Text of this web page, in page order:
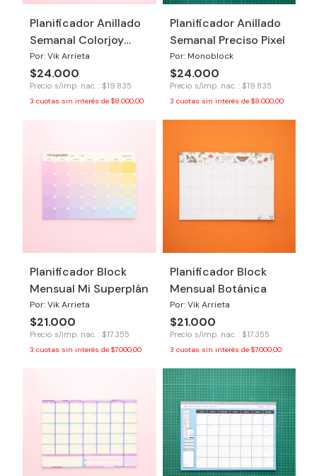
Planificador Anillado
Semanal Colorjoy
2026
Por: Vik Arrieta
$24.000
Precio s/imp. nac. : $19.835
3 cuotas sin interés de $8.000,00
Planificador Anillado
Semanal Preciso Pixel
Por: Monoblock
$24.000
Precio s/imp. nac. : $19.835
3 cuotas sin interés de $8.000,00
Planificador Block
Mensual Mi Superplán
Por: Vik Arrieta
$21.000
Precio s/imp. nac. : $17.355
3 cuotas sin interés de $7.000,00
Planificador Block
Mensual Botánica
Por: Vik Arrieta
$21.000
Precio s/imp. nac. : $17.355
3 cuotas sin interés de $7.000,00